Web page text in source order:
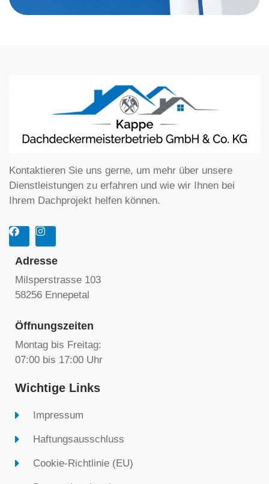
Kontaktieren Sie uns gerne, um mehr über unsere
Dienstleistungen zu erfahren und wie wir Ihnen bei
Ihrem Dachprojekt helfen können.
Adresse
Milsperstrasse 103
58256 Ennepetal
Öffnungszeiten
Montag bis Freitag:
07:00 bis 17:00 Uhr
Wichtige Links
Impressum
Haftungsausschluss
Cookie-Richtlinie (EU)